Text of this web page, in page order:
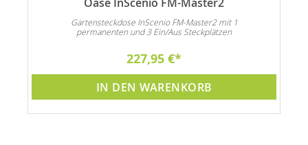
Gartensteckdose InScenio FM-Master2 mit 1
permanenten und 3 Ein/Aus Steckplätzen
227,95 €
IN DEN WARENKORB